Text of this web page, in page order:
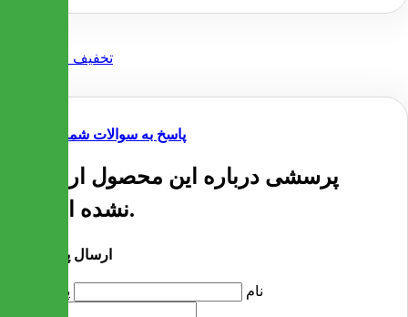
پاسخ به سوالات شما
پرسشی درباره این محصول ارسال
نشده است.
ارسال پرسش
نام پرسش